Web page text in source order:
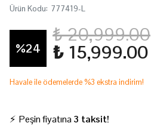
Ürün Kodu: 777419-L
%24
₺ 20,999.00
₺ 15,999.00
Havale ile ödemelerde %3 ekstra indirim!
⚡ Peşin fiyatına 3 taksit!